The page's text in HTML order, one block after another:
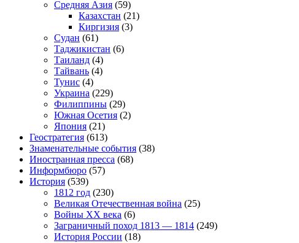
Средняя Азия (59)
Казахстан (21)
Киргизия (3)
Судан (61)
Таджикистан (6)
Таиланд (4)
Тайвань (4)
Тунис (4)
Украина (229)
Филиппины (29)
Южная Осетия (2)
Япония (21)
Геостратегия (613)
Знаменательные события (38)
Иностранная пресса (68)
Информбюро (57)
История (539)
1812 год (230)
Великая Отечественная война (25)
Войны XX века (6)
Заграничный поход 1813 — 1814 (249)
История России (18)